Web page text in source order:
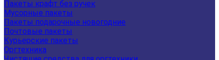
Пакеты крафт без ручек
Мусорные пакеты
Пакеты подарочные новогодние
Почтовые пакеты
Курьерские пакеты
Оргтехника